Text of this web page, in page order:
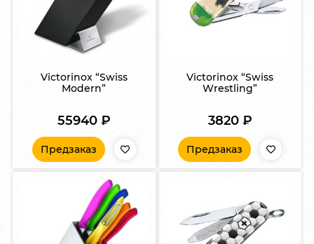
Victorinox “Swiss
Modern”
55940 ₽
Предзаказ
Victorinox “Swiss
Wrestling”
3820 ₽
Предзаказ